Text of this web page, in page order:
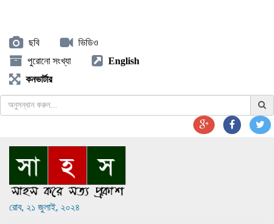
ছবি
ভিডিও
পুরোনো সংখ্যা
English
কনভার্টার
রোব, ২১ জুলাই, ২০২৪